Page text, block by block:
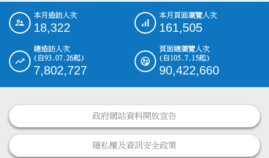
::: 本月造訪人次
18,322
本月頁面瀏覽人次
161,505
總造訪人次
(自93.07.26起)
7,802,727
頁面總瀏覽人次
(自105.7.15起)
90,422,660
政府網站資料開放宣告
隱私權及資訊安全政策